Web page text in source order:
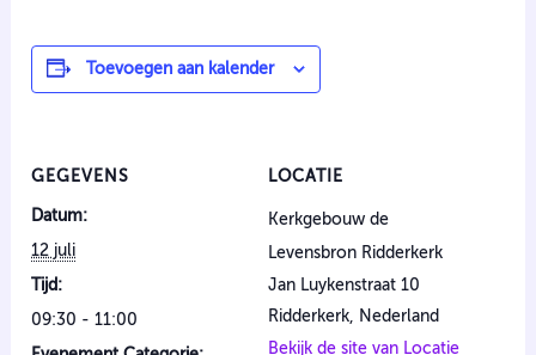
Toevoegen aan kalender
GEGEVENS
Datum:
12 juli
Tijd:
09:30 - 11:00
LOCATIE
Kerkgebouw de
Levensbron Ridderkerk
Jan Luykenstraat 10
Ridderkerk, Nederland
Bekijk de site van Locatie